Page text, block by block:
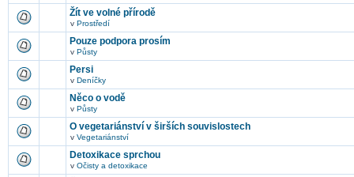
Žít ve volné přírodě
v Prostředí
Pouze podpora prosím
v Půsty
Persi
v Deníčky
Něco o vodě
v Půsty
O vegetariánství v širších souvislostech
v Vegetariánství
Detoxikace sprchou
v Očisty a detoxikace